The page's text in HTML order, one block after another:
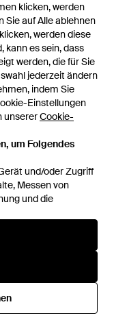
klicken, werden
Sie auf Alle ablehnen
werden diese
kann es sein, dass
werden, die für Sie
jederzeit ändern
indem Sie
Einstellungen
unsererCookie-
um Folgendes
und/oder Zugriff
Messen von
und die